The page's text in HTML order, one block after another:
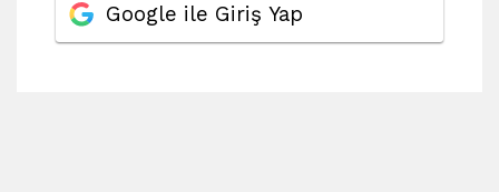
Google ile Giriş Yap